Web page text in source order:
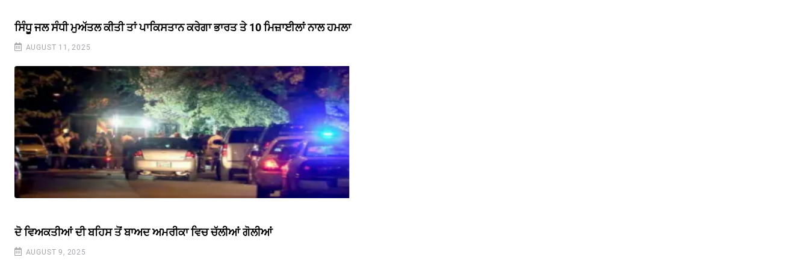
ਸਿੰਧੂ ਜਲ ਸੰਧੀ ਮੁਅੱਤਲ ਕੀਤੀ ਤਾਂ ਪਾਕਿਸਤਾਨ ਕਰੇਗਾ ਭਾਰਤ ਤੇ 10 ਮਿਜ਼ਾਈਲਾਂ ਨਾਲ ਹਮਲਾ
AUGUST 11, 2025
ਦੋ ਵਿਅਕਤੀਆਂ ਦੀ ਬਹਿਸ ਤੋਂ ਬਾਅਦ ਅਮਰੀਕਾ ਵਿਚ ਚੱਲੀਆਂ ਗੋਲੀਆਂ
AUGUST 9, 2025